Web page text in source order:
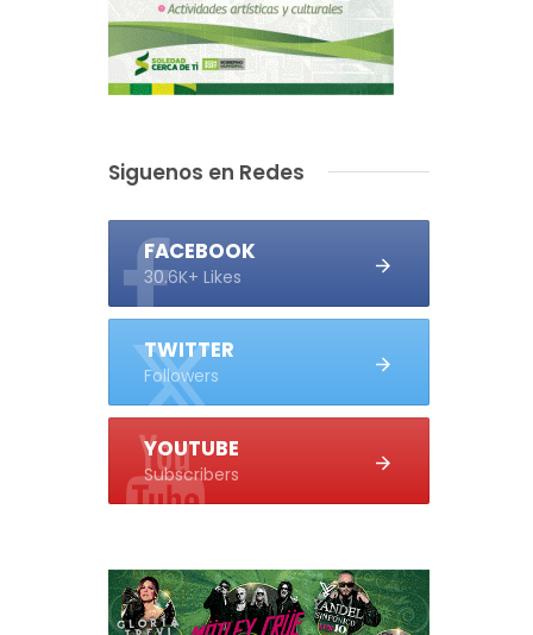
Siguenos en Redes
FACEBOOK
30.6K+ Likes
TWITTER
Followers
YOUTUBE
Subscribers